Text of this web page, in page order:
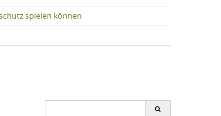
spielen können